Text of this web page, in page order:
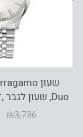
Duo, שעון לגבר ,דגם SFTV00125
₪3,736